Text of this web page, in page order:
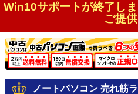
Win10サポートが終了し
ご提供
ノートパソコン 売れ筋